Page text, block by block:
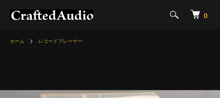
0
ホーム レコードプレーヤー